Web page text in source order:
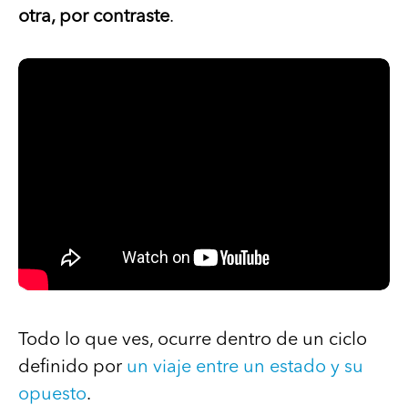
otra, por contraste.
Todo lo que ves, ocurre dentro de un ciclo
definido por un viaje entre un estado y su
opuesto.